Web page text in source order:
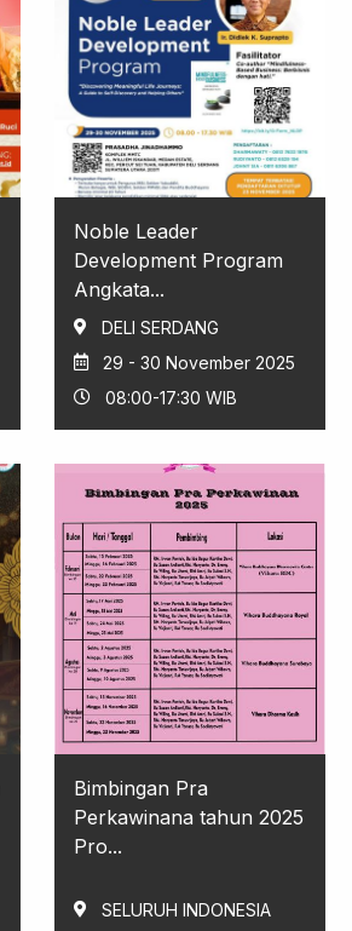
Noble Leader
Development Program
Angkata...
DELI SERDANG
29 - 30 November 2025
08:00-17:30 WIB
Bimbingan Pra
Perkawinana tahun 2025
Pro...
SELURUH INDONESIA